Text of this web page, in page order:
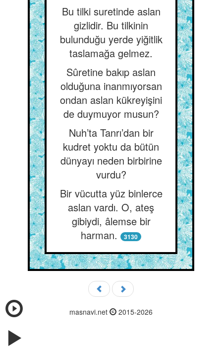
Bu tilki suretinde aslan
gizlidir. Bu tilkinin
bulunduğu yerde yiğitlik
taslamağa gelmez.
Sûretine bakıp aslan
olduğuna inanmıyorsan
ondan aslan kükreyişini
de duymuyor musun?
Nuh’ta Tanrı’dan bir
kudret yoktu da bütün
dünyayı neden birbirine
vurdu?
Bir vücutta yüz binlerce
aslan vardı. O, ateş
gibiydi, âlemse bir
harman.
3130
masnavi.net 2015-2026